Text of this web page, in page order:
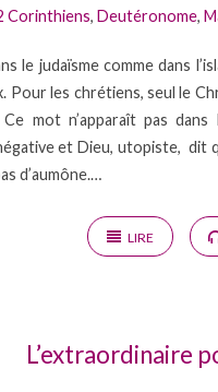
Corinthiens,Deutéronome,
le judaïsme comme dans
Pour les chrétiens, seul le
mot n’apparaît pas
et Dieu, utopiste, dit
d’aumône.…
LIRE
L’extraordinaire